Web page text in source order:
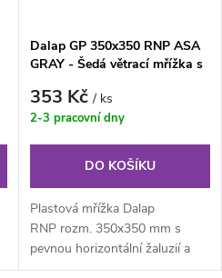
Dalap GP 350x350 RNP ASA
GRAY - Šedá větrací mřížka s
353 Kč/ ks
2-3 pracovní dny
DO KOŠÍKU
Plastová mřížka Dalap
RNP rozm. 350x350 mm s
pevnou horizontální žaluzií a
posuvnou vertikální žaluzií...